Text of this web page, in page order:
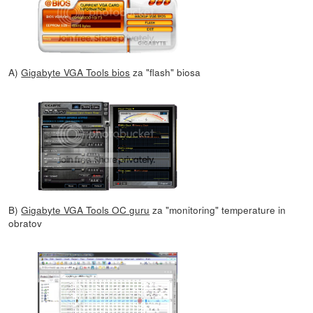
A)Gigabyte VGA Tools bios za "flash" biosa
B)Gigabyte VGA Tools OC guru za "monitoring" temperature in
obratov